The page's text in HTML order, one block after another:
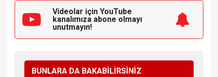
Videolar için YouTube
kanalımıza abone olmayı
unutmayın!
BUNLARA DA BAKABİLİRSİNİZ